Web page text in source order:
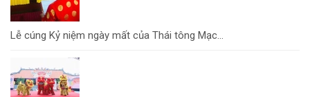
Lễ cúng Kỷ niệm ngày mất của Thái tông Mạc...